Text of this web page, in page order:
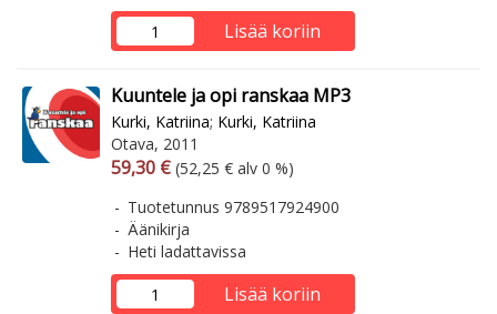
Lisää koriin
Kuuntele ja opi ranskaa MP3
Kurki, Katriina; Kurki, Katriina
Otava, 2011
Arvonlisäverollinen hinta
59,30 € Arvonlisäveroton hinta
(52,25 € alv 0 %)
Tuotetunnus 9789517924900
Äänikirja
Heti ladattavissa
Lisää koriin